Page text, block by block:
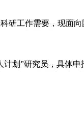
科研工作需要，现面
计划”研究员，具体